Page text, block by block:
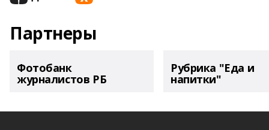
Партнеры
Фотобанк
журналистов РБ
Рубрика "Еда и
напитки"